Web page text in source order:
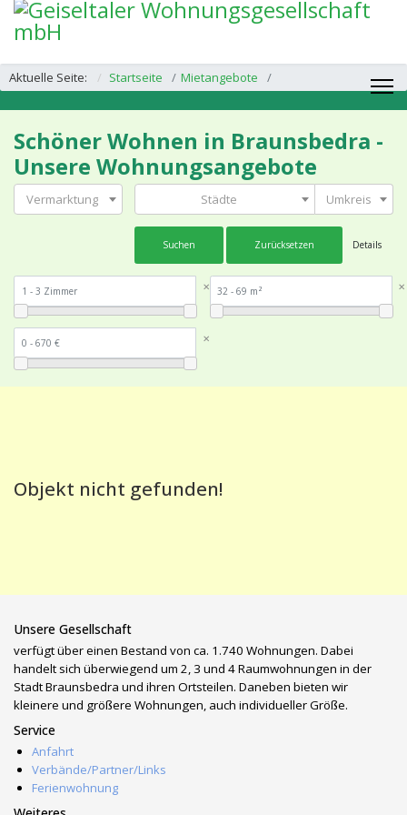
Aktuelle Seite: Startseite Mietangebote
Schöner Wohnen in Braunsbedra -
Unsere Wohnungsangebote
Vermarktung Städte Umkreis
Suchen Zurücksetzen Details
✕ ✕
✕
Objekt nicht gefunden!
Unsere Gesellschaft
verfügt über einen Bestand von ca. 1.740 Wohnungen. Dabei
handelt sich überwiegend um 2, 3 und 4 Raumwohnungen in der
Stadt Braunsbedra und ihren Ortsteilen. Daneben bieten wir
kleinere und größere Wohnungen, auch individueller Größe.
Service
Anfahrt
Verbände/Partner/Links
Ferienwohnung